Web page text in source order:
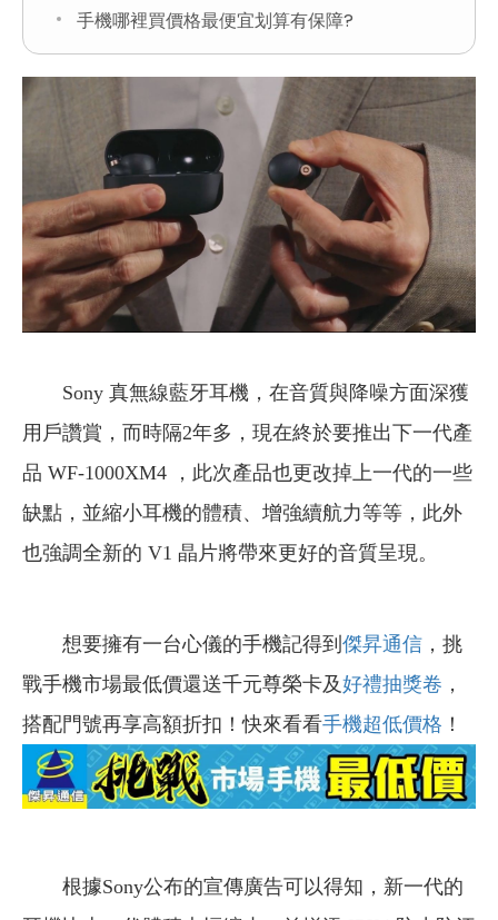
手機哪裡買價格最便宜划算有保障?
Sony 真無線藍牙耳機，在音質與降噪方面深獲
用戶讚賞，而時隔2年多，現在終於要推出下一代產
品 WF-1000XM4 ，此次產品也更改掉上一代的一些
缺點，並縮小耳機的體積、增強續航力等等，此外
也強調全新的 V1 晶片將帶來更好的音質呈現。
想要擁有一台心儀的手機記得到 傑昇通信 ，挑
戰手機市場最低價還送千元尊榮卡及好禮抽獎卷 ，
搭配門號再享高額折扣！快來看看手機超低價格 ！
根據Sony公布的宣傳廣告可以得知，新一代的